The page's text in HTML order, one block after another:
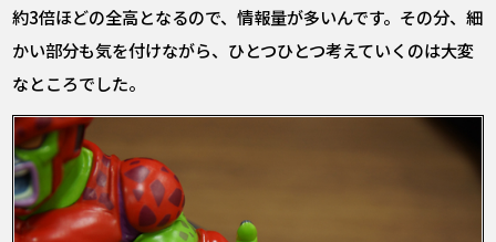
約3倍ほどの全高となるので、情報量が多いんです。その分、細
かい部分も気を付けながら、ひとつひとつ考えていくのは大変
なところでした。